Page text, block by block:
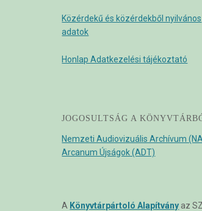
Közérdekű és közérdekből nyilvános
adatok
Honlap Adatkezelési tájékoztató
JOGOSULTSÁG A
Nemzeti Audiovizuális Archívum
Arcanum Újságok (ADT)
A Könyvtárpártoló Alapítvány az